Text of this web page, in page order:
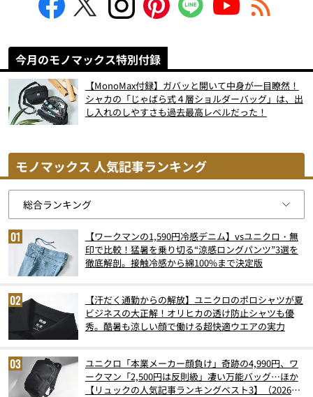
今月のモノマックス特別付録
【MonoMax付録】ガバッと開いて中身が一目瞭然！
シャカの「じゃばら式４層ショルダーバッグ」は、出
し入れのしやすさも過去最高レベルだった！
モノマックス 人気記事ランキング
【ワークマンの1,590円冷感デニム】vsユニクロ・無
印で比較！猛暑を乗り切る“涼感ロングパンツ”3選を
徹底解剖。接触冷感から綿100%まで決定版
【汗だく通勤からの解放】ユニクロのポロシャツが夏
ビジネスの大正解！オリヒカの透け防止シャツも優
秀。酷暑も涼しい顔で働ける超快適ウエアの実力
ユニクロ「本業メーカー顔負け」奇跡の4,990円、ワ
ークマン「2,500円は反則級」凄い万能バッグ…ほか
【リュックの人気記事ランキングベスト3】（2026年